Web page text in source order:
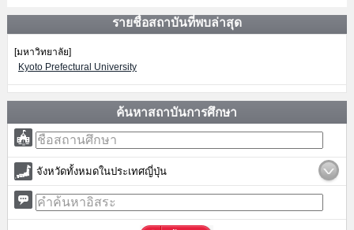
รายชื่อสถาบันที่พบล่าสุด
[มหาวิทยาลัย]
Kyoto Prefectural University
ค้นหาสถาบันการศึกษา
จังหวัดทั้งหมดในประเทศญี่ปุ่น